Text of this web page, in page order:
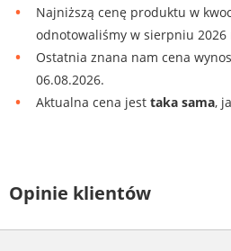
Najniższą cenę produktu w
odnotowaliśmy w sierpniu 2026
Ostatnia znana nam cena
06.08.2026.
Aktualna cena jest taka sama,
Opinie klientów